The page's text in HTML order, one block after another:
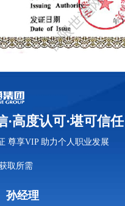
·高度认可·堪可信任
尊享VIP 助力个人职业发展
取所需
孙经理